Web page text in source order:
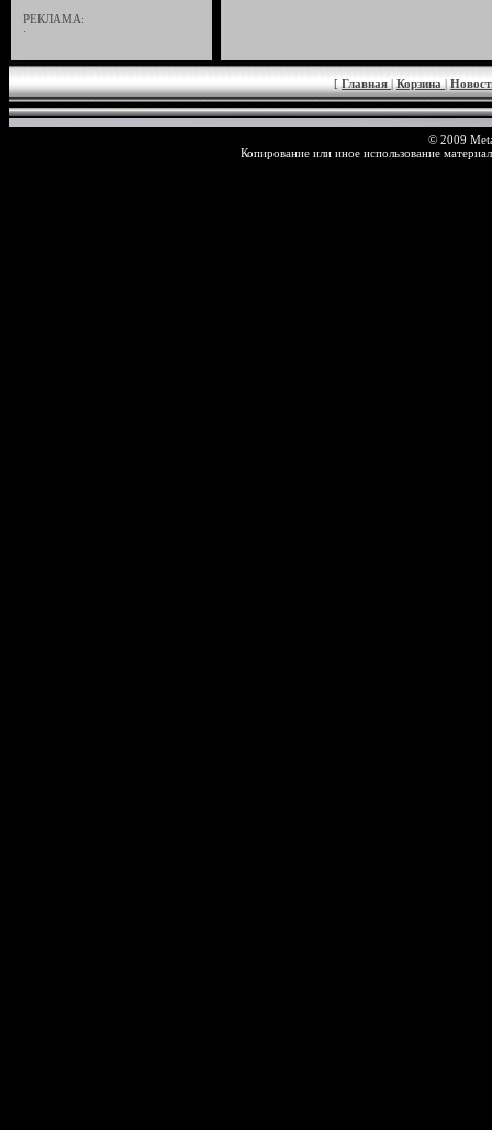
РЕКЛАМА:
·
[ Главная | Корзина |
© 2009
Копирование или иное использование